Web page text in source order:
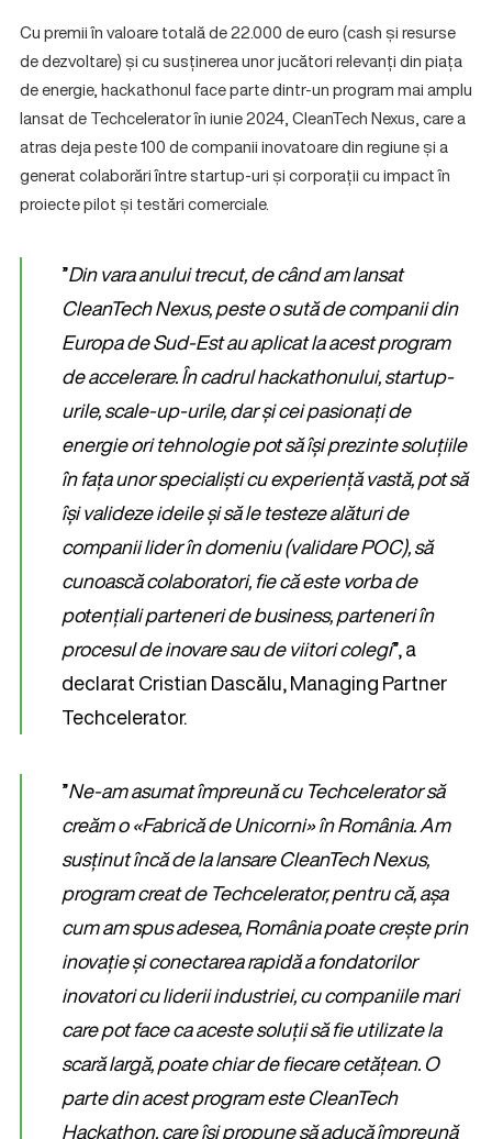
Cu premii în valoare totală de 22.000 de euro (cash și resurse
de dezvoltare) și cu susținerea unor jucători relevanți din piața
de energie, hackathonul face parte dintr-un program mai amplu
lansat de Techcelerator în iunie 2024, CleanTech Nexus, care a
atras deja peste 100 de companii inovatoare din regiune și a
generat colaborări între startup-uri și corporații cu impact în
proiecte pilot și testări comerciale.
”Din vara anului trecut, de când am lansat
CleanTech Nexus, peste o sută de companii din
Europa de Sud-Est au aplicat la acest program
de accelerare. În cadrul hackathonului, startup-
urile, scale-up-urile, dar și cei pasionați de
energie ori tehnologie pot să își prezinte soluțiile
în fața unor specialiști cu experiență vastă, pot să
își valideze ideile și să le testeze alături de
companii lider în domeniu (validare POC), să
cunoască colaboratori, fie că este vorba de
potențiali parteneri de business, parteneri în
procesul de inovare sau de viitori colegi”, a
declarat Cristian Dascălu, Managing Partner
Techcelerator.
”Ne-am asumat împreună cu Techcelerator să
creăm o «Fabrică de Unicorni» în România. Am
susținut încă de la lansare CleanTech Nexus,
program creat de Techcelerator, pentru că, așa
cum am spus adesea, România poate crește prin
inovație și conectarea rapidă a fondatorilor
inovatori cu liderii industriei, cu companiile mari
care pot face ca aceste soluții să fie utilizate la
scară largă, poate chiar de fiecare cetățean. O
parte din acest program este CleanTech
Hackathon, care își propune să aducă împreună